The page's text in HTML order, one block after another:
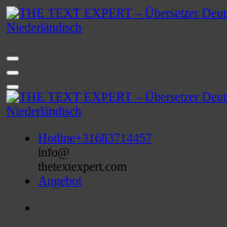
Skip
to
Hotline+31683714457
info@
thetextexpert.com
Angebot